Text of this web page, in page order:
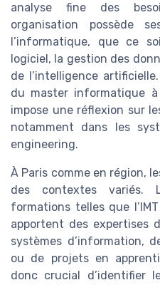
analyse fine des
organisation possède
l’informatique, que ce
logiciel, la gestion des
de l’intelligence
du master informatique à
impose une réflexion sur
notamment dans les
engineering.
À Paris comme en région,
des contextes variés.
formations telles que
apportent des expertises
systèmes d’information,
ou de projets en
donc crucial d’identifier